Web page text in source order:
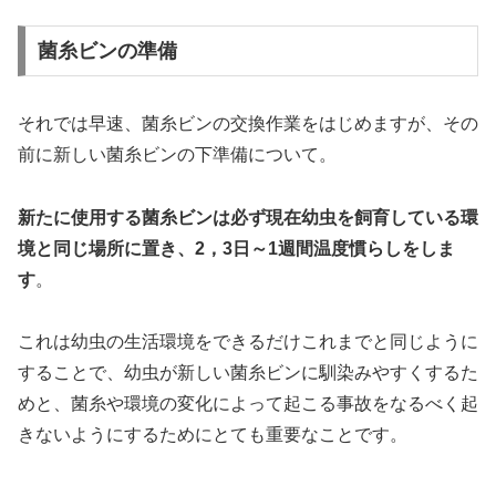
菌糸ビンの準備
それでは早速、菌糸ビンの交換作業をはじめますが、その
前に新しい菌糸ビンの下準備について。
新たに使用する菌糸ビンは必ず現在幼虫を飼育している環
境と同じ場所に置き、2，3日～1週間温度慣らしをしま
す。
これは幼虫の生活環境をできるだけこれまでと同じように
することで、幼虫が新しい菌糸ビンに馴染みやすくするた
めと、菌糸や環境の変化によって起こる事故をなるべく起
きないようにするためにとても重要なことです。